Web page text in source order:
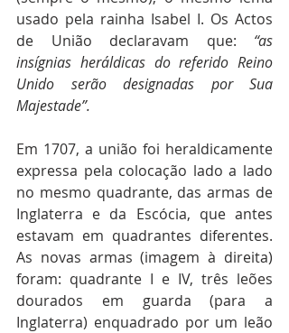
usado pela rainha Isabel I. Os Actos
de União declaravam que: “as
insígnias heráldicas do referido Reino
Unido serão designadas por Sua
Majestade”.
Em 1707, a união foi heraldicamente
expressa pela colocação lado a lado
no mesmo quadrante, das armas de
Inglaterra e da Escócia, que antes
estavam em quadrantes diferentes.
As novas armas (imagem à direita)
foram: quadrante I e IV, três leões
dourados em guarda (para a
Inglaterra) enquadrado por um leão